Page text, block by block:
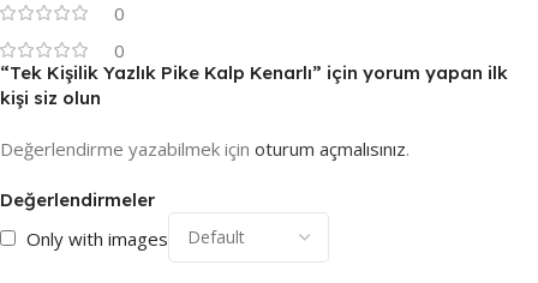
0
0
Değerlendirmeler
Only with images
“Tek Kişilik Yazlık Pike Kalp Kenarlı” için yorum yapan ilk
kişi siz olun
Değerlendirme yazabilmek için oturum açmalısınız.